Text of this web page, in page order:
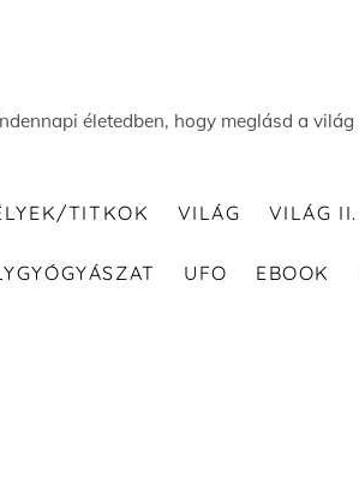
életedben, hogy meglásd a
TITKOK VILÁG VILÁG II.
UFO EBOOK